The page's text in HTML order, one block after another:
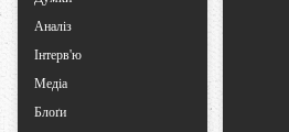
Аналіз
Інтерв'ю
Медіа
Блоґи